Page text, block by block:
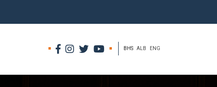
BHS ALB ENG